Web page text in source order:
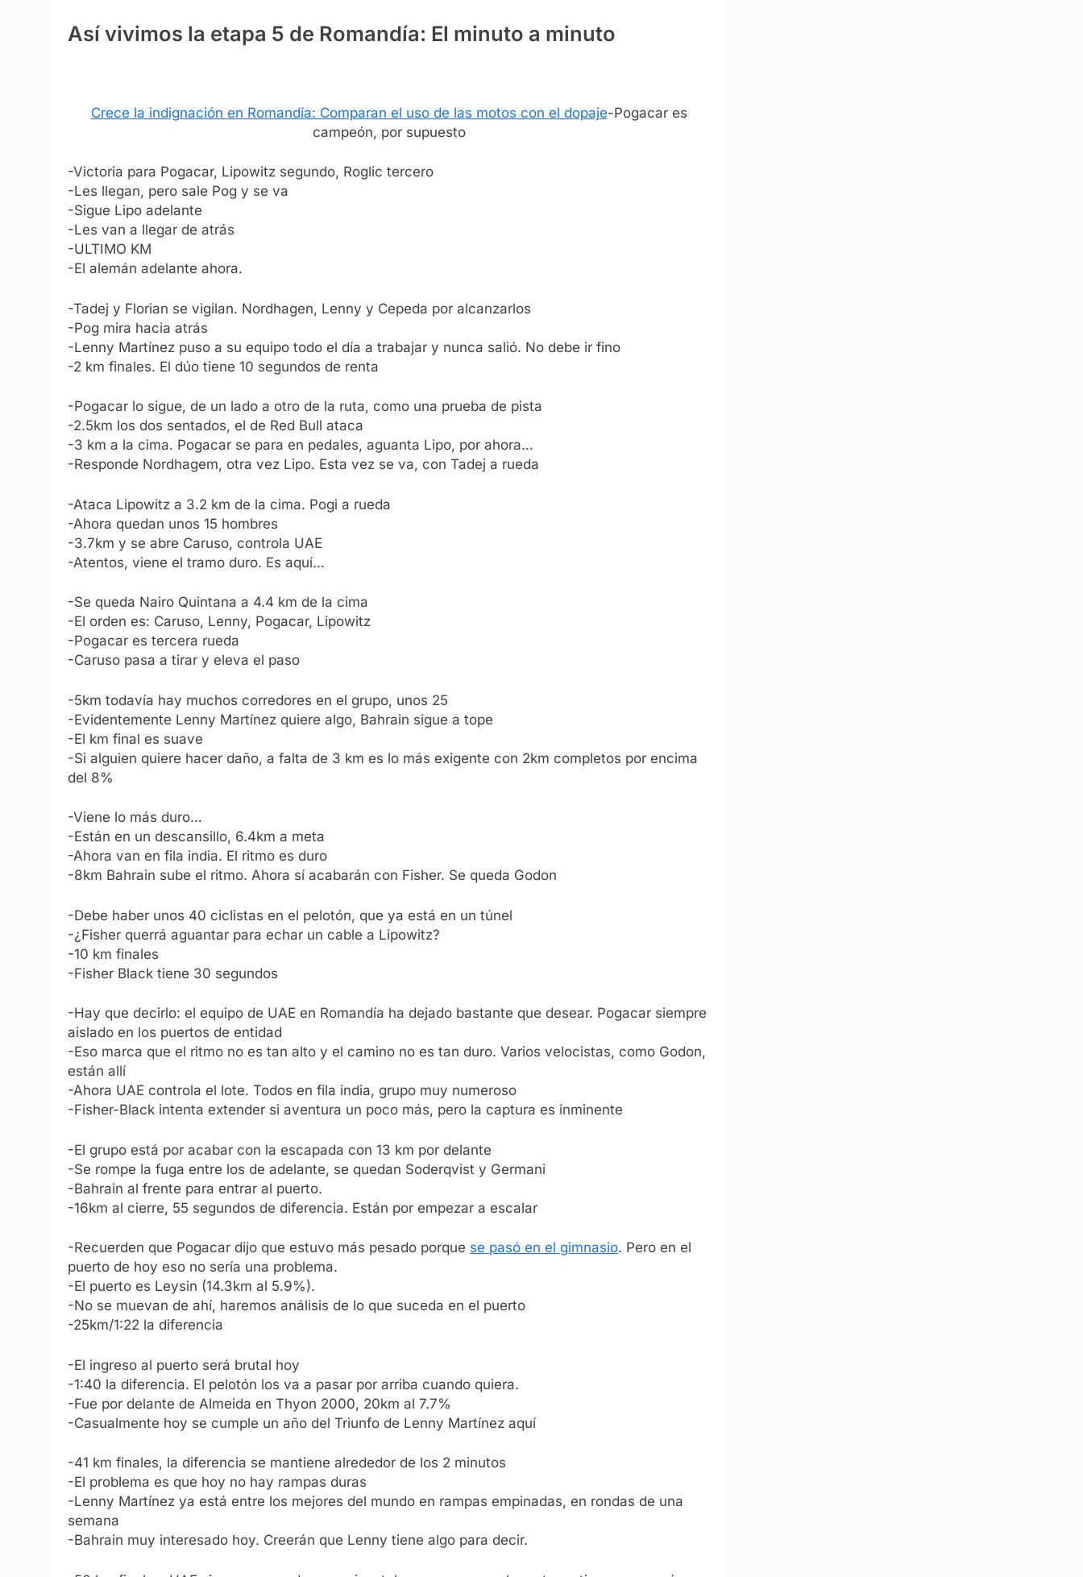
Así vivimos la etapa 5 de Romandía: El minuto a minuto
Crece la indignación en Romandía: Comparan el uso de las motos con el dopaje-Pogacar es
campeón, por supuesto
-Victoria para Pogacar, Lipowitz segundo, Roglic tercero
-Les llegan, pero sale Pog y se va
-Sigue Lipo adelante
-Les van a llegar de atrás
-ULTIMO KM
-El alemán adelante ahora.
-Tadej y Florian se vigilan. Nordhagen, Lenny y Cepeda por alcanzarlos
-Pog mira hacia atrás
-Lenny Martínez puso a su equipo todo el día a trabajar y nunca salió. No debe ir fino
-2 km finales. El dúo tiene 10 segundos de renta
-Pogacar lo sigue, de un lado a otro de la ruta, como una prueba de pista
-2.5km los dos sentados, el de Red Bull ataca
-3 km a la cima. Pogacar se para en pedales, aguanta Lipo, por ahora…
-Responde Nordhagem, otra vez Lipo. Esta vez se va, con Tadej a rueda
-Ataca Lipowitz a 3.2 km de la cima. Pogi a rueda
-Ahora quedan unos 15 hombres
-3.7km y se abre Caruso, controla UAE
-Atentos, viene el tramo duro. Es aquí…
-Se queda Nairo Quintana a 4.4 km de la cima
-El orden es: Caruso, Lenny, Pogacar, Lipowitz
-Pogacar es tercera rueda
-Caruso pasa a tirar y eleva el paso
-5km todavía hay muchos corredores en el grupo, unos 25
-Evidentemente Lenny Martínez quiere algo, Bahrain sigue a tope
-El km final es suave
-Si alguien quiere hacer daño, a falta de 3 km es lo más exigente con 2km completos por encima
del 8%
-Viene lo más duro…
-Están en un descansillo, 6.4km a meta
-Ahora van en fila india. El ritmo es duro
-8km Bahrain sube el ritmo. Ahora sí acabarán con Fisher. Se queda Godon
-Debe haber unos 40 ciclistas en el pelotón, que ya está en un túnel
-¿Fisher querrá aguantar para echar un cable a Lipowitz?
-10 km finales
-Fisher Black tiene 30 segundos
-Hay que decirlo: el equipo de UAE en Romandía ha dejado bastante que desear. Pogacar siempre
aislado en los puertos de entidad
-Eso marca que el ritmo no es tan alto y el camino no es tan duro. Varios velocistas, como Godon,
están allí
-Ahora UAE controla el lote. Todos en fila india, grupo muy numeroso
-Fisher-Black intenta extender si aventura un poco más, pero la captura es inminente
-El grupo está por acabar con la escapada con 13 km por delante
-Se rompe la fuga entre los de adelante, se quedan Soderqvist y Germani
-Bahrain al frente para entrar al puerto.
-16km al cierre, 55 segundos de diferencia. Están por empezar a escalar
-Recuerden que Pogacar dijo que estuvo más pesado porque se pasó en el gimnasio. Pero en el
puerto de hoy eso no sería una problema.
-El puerto es Leysin (14.3km al 5.9%).
-No se muevan de ahí, haremos análisis de lo que suceda en el puerto
-25km/1:22 la diferencia
-El ingreso al puerto será brutal hoy
-1:40 la diferencia. El pelotón los va a pasar por arriba cuando quiera.
-Fue por delante de Almeida en Thyon 2000, 20km al 7.7%
-Casualmente hoy se cumple un año del Triunfo de Lenny Martínez aquí
-41 km finales, la diferencia se mantiene alrededor de los 2 minutos
-El problema es que hoy no hay rampas duras
-Lenny Martínez ya está entre los mejores del mundo en rampas empinadas, en rondas de una
semana
-Bahrain muy interesado hoy. Creerán que Lenny tiene algo para decir.